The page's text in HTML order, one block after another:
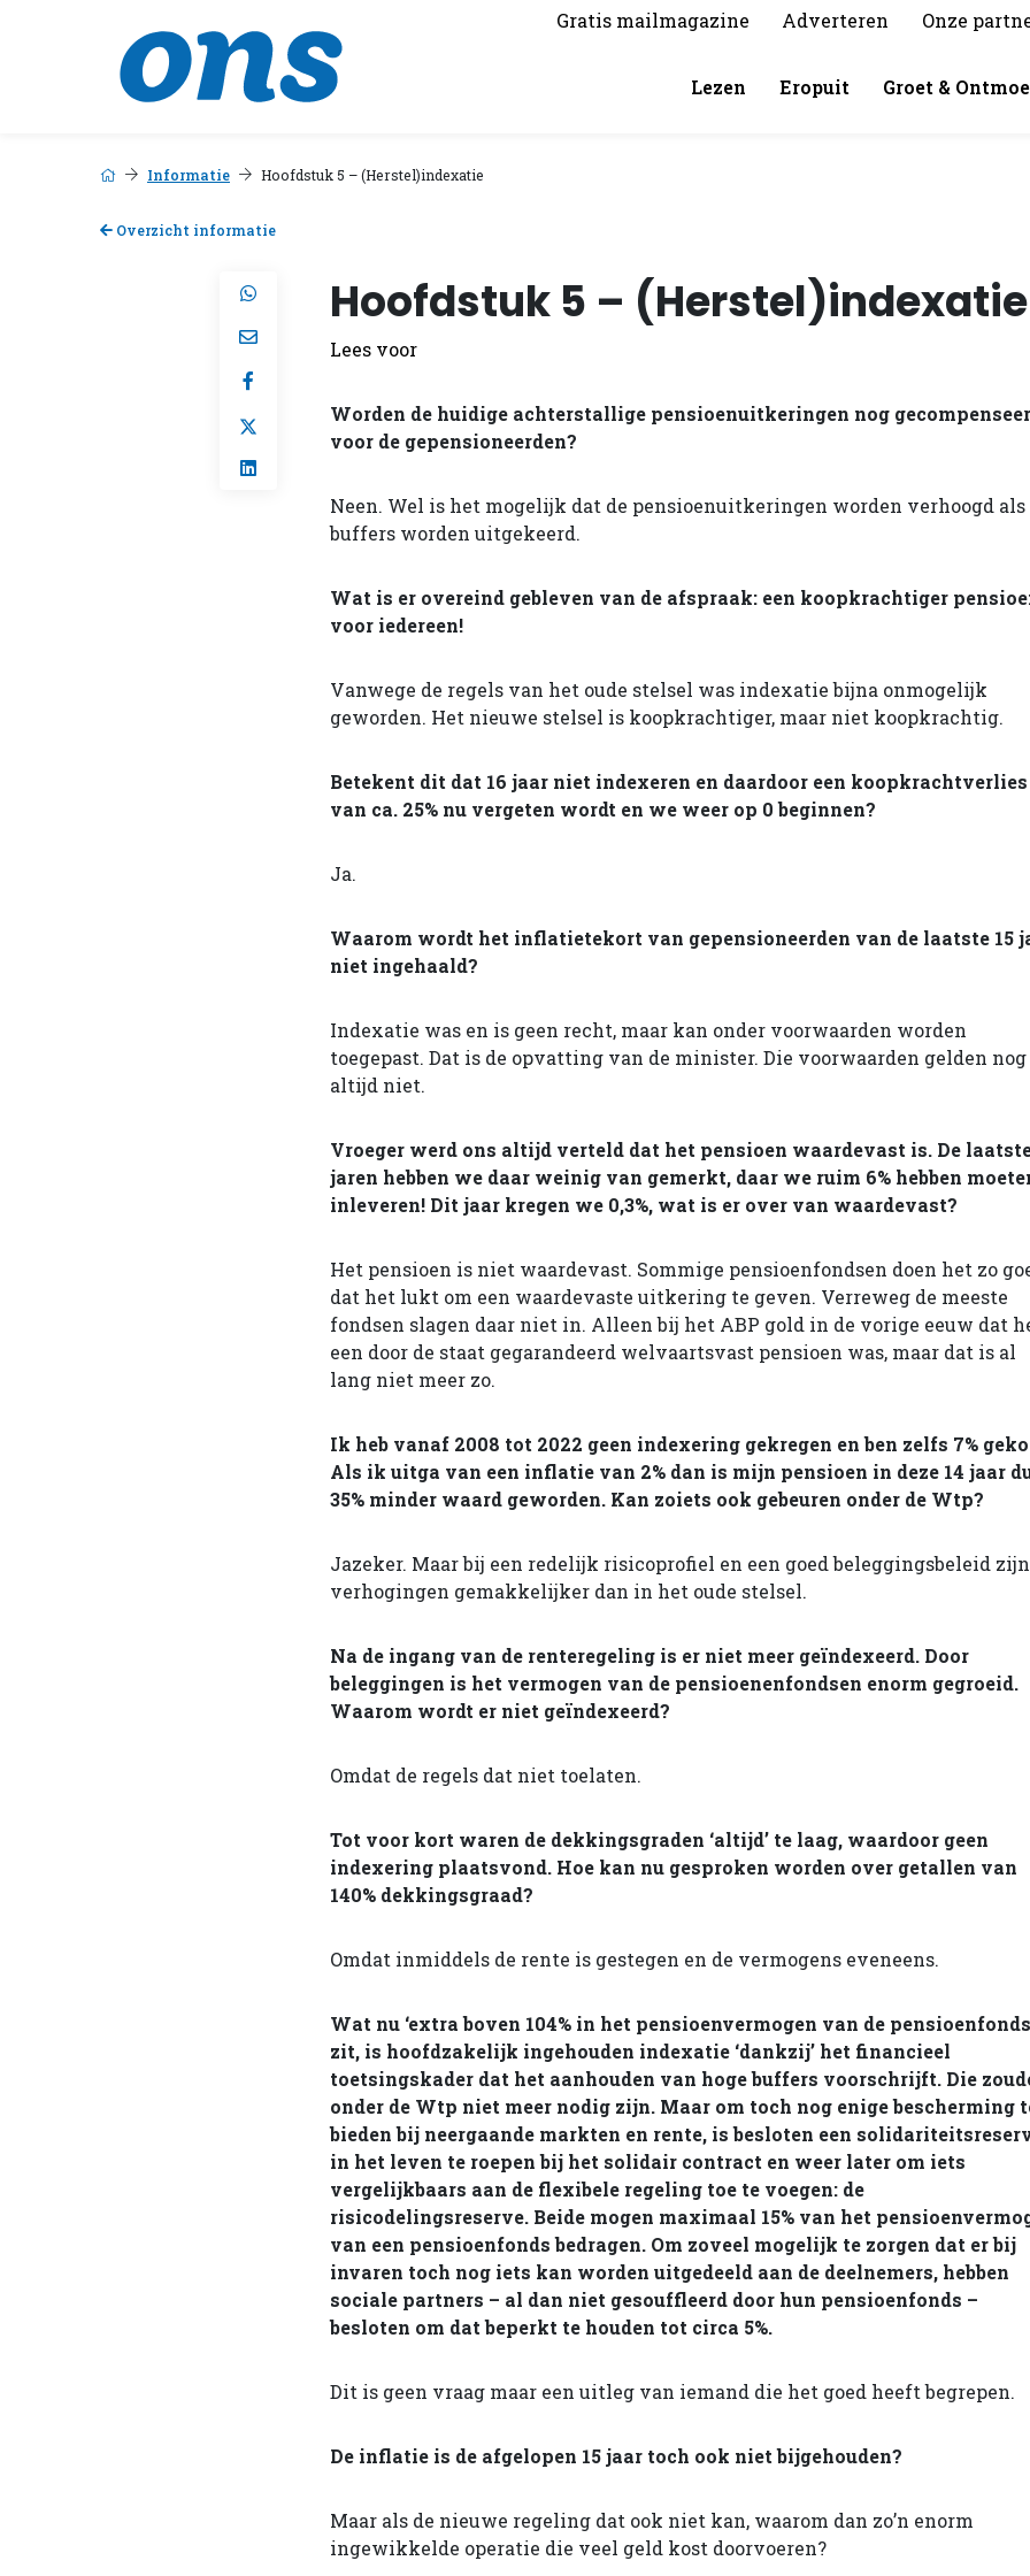
Gratis mailmagazine Adverteren Onze
Lezen Eropuit Groet &
Informatie Hoofdstuk 5 – (Herstel)indexatie
Overzicht informatie
Hoofdstuk 5 – (Herstel)indexatie
Lees voor
Worden de huidige achterstallige pensioenuitkeringen nog
voor de gepensioneerden?
Neen. Wel is het mogelijk dat de pensioenuitkeringen worden verhoogd als
buffers worden uitgekeerd.
Wat is er overeind gebleven van de afspraak: een koopkrachtiger
voor iedereen!
Vanwege de regels van het oude stelsel was indexatie bijna onmogelijk
geworden. Het nieuwe stelsel is koopkrachtiger, maar niet koopkrachtig.
Betekent dit dat 16 jaar niet indexeren en daardoor een koopkrachtverlies
van ca. 25% nu vergeten wordt en we weer op 0 beginnen?
Ja.
Waarom wordt het inflatietekort van gepensioneerden van de laatste 15
niet ingehaald?
Indexatie was en is geen recht, maar kan onder voorwaarden worden
toegepast. Dat is de opvatting van de minister. Die voorwaarden gelden nog
altijd niet.
Vroeger werd ons altijd verteld dat het pensioen waardevast is. De
jaren hebben we daar weinig van gemerkt, daar we ruim 6% hebben
inleveren! Dit jaar kregen we 0,3%, wat is er over van waardevast?
Het pensioen is niet waardevast. Sommige pensioenfondsen doen het zo
dat het lukt om een waardevaste uitkering te geven. Verreweg de meeste
fondsen slagen daar niet in. Alleen bij het ABP gold in de vorige eeuw dat
een door de staat gegarandeerd welvaartsvast pensioen was, maar dat is al
lang niet meer zo.
Ik heb vanaf 2008 tot 2022 geen indexering gekregen en ben zelfs 7%
Als ik uitga van een inflatie van 2% dan is mijn pensioen in deze 14 jaar
35% minder waard geworden. Kan zoiets ook gebeuren onder de Wtp?
Jazeker. Maar bij een redelijk risicoprofiel en een goed beleggingsbeleid zijn
verhogingen gemakkelijker dan in het oude stelsel.
Na de ingang van de renteregeling is er niet meer geïndexeerd. Door
beleggingen is het vermogen van de pensioenenfondsen enorm gegroeid.
Waarom wordt er niet geïndexeerd?
Omdat de regels dat niet toelaten.
Tot voor kort waren de dekkingsgraden ‘altijd’ te laag, waardoor geen
indexering plaatsvond. Hoe kan nu gesproken worden over getallen van
140% dekkingsgraad?
Omdat inmiddels de rente is gestegen en de vermogens eveneens.
Wat nu ‘extra boven 104% in het pensioenvermogen van de
zit, is hoofdzakelijk ingehouden indexatie ‘dankzij’ het financieel
toetsingskader dat het aanhouden van hoge buffers voorschrijft. Die
onder de Wtp niet meer nodig zijn. Maar om toch nog enige bescherming
bieden bij neergaande markten en rente, is besloten een
in het leven te roepen bij het solidair contract en weer later om iets
vergelijkbaars aan de flexibele regeling toe te voegen: de
risicodelingsreserve. Beide mogen maximaal 15% van het
van een pensioenfonds bedragen. Om zoveel mogelijk te zorgen dat er bij
invaren toch nog iets kan worden uitgedeeld aan de deelnemers, hebben
sociale partners – al dan niet gesouffleerd door hun pensioenfonds –
besloten om dat beperkt te houden tot circa 5%.
Dit is geen vraag maar een uitleg van iemand die het goed heeft begrepen.
De inflatie is de afgelopen 15 jaar toch ook niet bijgehouden?
Maar als de nieuwe regeling dat ook niet kan, waarom dan zo’n enorm
ingewikkelde operatie die veel geld kost doorvoeren?